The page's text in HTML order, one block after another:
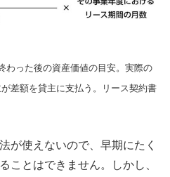
わった後の資産価値の目安。実際の
差額を貸主に支払う。リース契約書
が使えないので、早期にたく
ことはできません。しかし、